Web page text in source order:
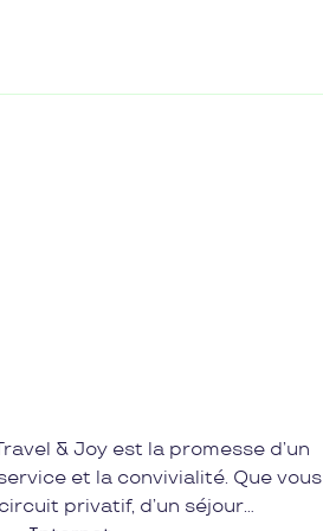
& Joy est la promesse d’un
et la convivialité. Que vous
privatif, d’un séjour